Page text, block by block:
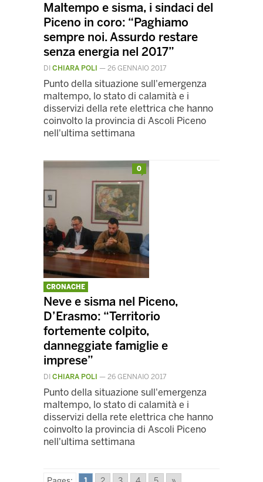
Maltempo e sisma, i sindaci del
Piceno in coro: “Paghiamo
sempre noi. Assurdo restare
senza energia nel 2017”
DI CHIARA POLI — 26 GENNAIO 2017
Punto della situazione sull'emergenza
maltempo, lo stato di calamità e i
disservizi della rete elettrica che hanno
coinvolto la provincia di Ascoli Piceno
nell'ultima settimana
0
CRONACHE
Neve e sisma nel Piceno,
D’Erasmo: “Territorio
fortemente colpito,
danneggiate famiglie e
imprese”
DI CHIARA POLI — 26 GENNAIO 2017
Punto della situazione sull'emergenza
maltempo, lo stato di calamità e i
disservizi della rete elettrica che hanno
coinvolto la provincia di Ascoli Piceno
nell'ultima settimana